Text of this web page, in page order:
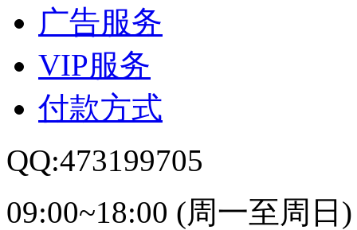
广告服务
VIP服务
付款方式
QQ:473199705
09:00~18:00 (周一至周日)